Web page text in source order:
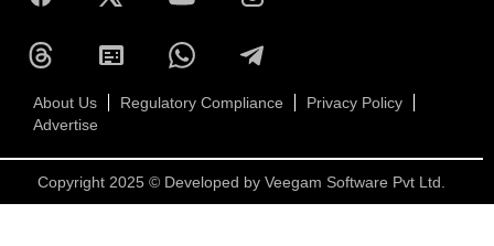
About Us Regulatory Compliance
Privacy Policy
Advertise
Copyright 2025 © Developed by Veegam Software Pvt Ltd.